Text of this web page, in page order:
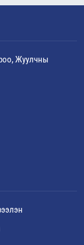
Жуулчны